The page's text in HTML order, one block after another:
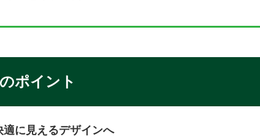
ポイント
に見えるデザインへ